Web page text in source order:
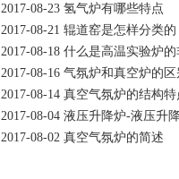
2017-08-23 氢气炉有哪些特点
2017-08-21 辊道窑是怎样分类的
2017-08-18 什么是高温实验炉
2017-08-16 气氛炉和真空炉的
2017-08-14 真空气氛炉的结构
2017-08-04 液压升降炉-液压升
2017-08-02 真空气氛炉的简述